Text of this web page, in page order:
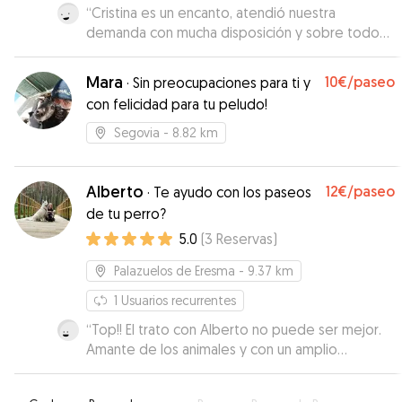
“Cristina es un encanto, atendió nuestra
demanda con mucha disposición y sobre todo
atención sobre las costumbres de nuestro
perrito. Volveré a llamarla cuando necesite
pasear a Cen.”
Mara · Sin preocupaciones para ti y
con felicidad para tu peludo!
10€/paseo
Segovia - 8.82 km
Alberto · Te ayudo con los paseos
de tu perro?
12€/paseo
5.0 (3 Reservas)
Palazuelos de Eresma - 9.37 km
1 Usuarios recurrentes
“Top!! El trato con Alberto no puede ser mejor.
Amante de los animales y con un amplio
conocimiento del comportamiento y psicología